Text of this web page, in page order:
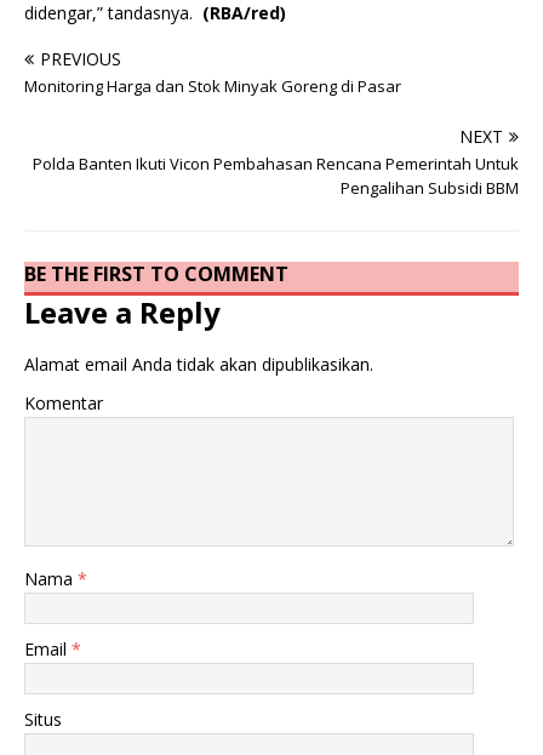
didengar,” tandasnya. (RBA/red)
PREVIOUS
Monitoring Harga dan Stok Minyak Goreng di Pasar
NEXT
Polda Banten Ikuti Vicon Pembahasan Rencana Pemerintah Untuk
Pengalihan Subsidi BBM
BE THE FIRST TO COMMENT
Leave a Reply
Alamat email Anda tidak akan dipublikasikan.
Komentar
Nama *
Email *
Situs